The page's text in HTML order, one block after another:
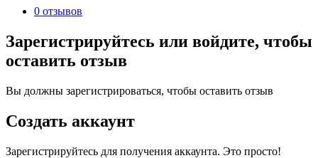
0 отзывов
Зарегистрируйтесь или войдите, чтобы
оставить отзыв
Вы должны зарегистрироваться, чтобы оставить отзыв
Создать аккаунт
Зарегистрируйтесь для получения аккаунта. Это просто!